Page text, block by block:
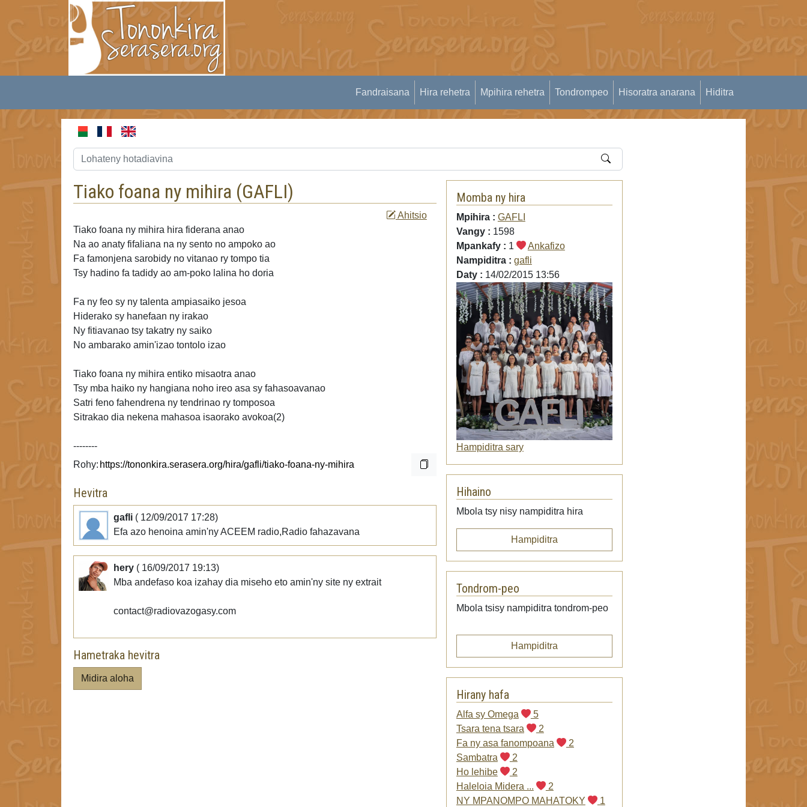
Fandraisana Hira rehetra Mpihira rehetra Tondrompeo Hisoratra anarana Hiditra
Tiako foana ny mihira (GAFLI)
Ahitsio
Tiako foana ny mihira hira fiderana anao
Na ao anaty fifaliana na ny sento no ampoko ao
Fa famonjena sarobidy no vitanao ry tompo tia
Tsy hadino fa tadidy ao am-poko lalina ho doria
Fa ny feo sy ny talenta ampiasaiko jesoa
Hiderako sy hanefaan ny irakao
Ny fitiavanao tsy takatry ny saiko
No ambarako amin'izao tontolo izao
Tiako foana ny mihira entiko misaotra anao
Tsy mba haiko ny hangiana noho ireo asa sy fahasoavanao
Satri feno fahendrena ny tendrinao ry tomposoa
Sitrakao dia nekena mahasoa isaorako avokoa(2)
--------
Rohy:
Hevitra
gafli ( 12/09/2017 17:28)
Efa azo henoina amin'ny ACEEM radio,Radio fahazavana
hery ( 16/09/2017 19:13)
Mba andefaso koa izahay dia miseho eto amin'ny site ny extrait
contact@radiovazogasy.com
Hametraka hevitra
Midira aloha
Momba ny hira
Mpihira : GAFLI
Vangy : 1598
Mpankafy : 1
Ankafizo
Nampiditra : gafli
Daty : 14/02/2015 13:56
Hampiditra sary
Hihaino
Mbola tsy nisy nampiditra hira
Hampiditra
Tondrom-peo
Mbola tsisy nampiditra tondrom-peo
Hampiditra
Hirany hafa
Alfa sy Omega
5
Tsara tena tsara
2
Fa ny asa fanompoana
2
Sambatra
2
Ho lehibe
2
Haleloia Midera ...
2
NY MPANOMPO MAHATOKY
1